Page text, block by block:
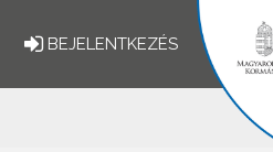
BEJELENTKEZÉS